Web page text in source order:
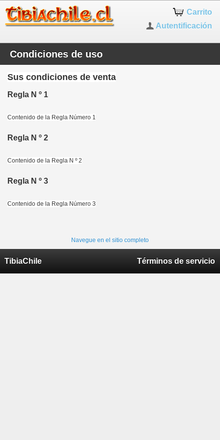
Carrito
Autentificación
Condiciones de uso
Sus condiciones de venta
Regla N º 1
Contenido de la Regla Número 1
Regla N º 2
Contenido de la Regla N º 2
Regla N º 3
Contenido de la Regla Número 3
Navegue en el sitio completo
TibiaChile Términos de servicio